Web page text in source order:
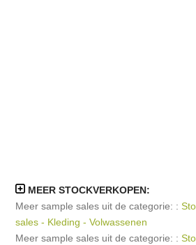
MEER STOCKVERKOPEN:
Meer sample sales uit de categorie: :
sales - Kleding - Volwassenen
Meer sample sales uit de categorie: :